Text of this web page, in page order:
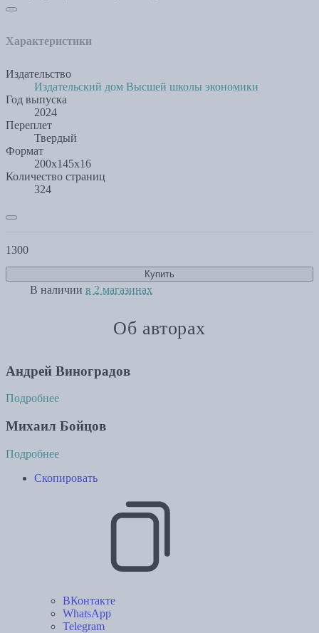
Характеристики
Издательство
Издательский дом Высшей школы экономики
Год выпуска
2024
Переплет
Твердый
Формат
200x145x16
Количество страниц
324
1300
Купить
В наличии в 2 магазинах
Об авторах
Андрей Виноградов
Подробнее
Михаил Бойцов
Подробнее
Скопировать
ВКонтакте
WhatsApp
Telegram